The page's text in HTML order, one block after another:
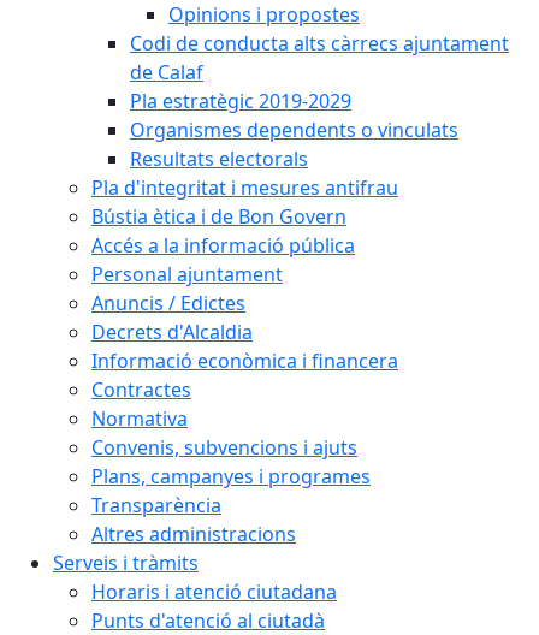
Opinions i propostes
Codi de conducta alts càrrecs ajuntament
de Calaf
Pla estratègic 2019-2029
Organismes dependents o vinculats
Resultats electorals
Pla d'integritat i mesures antifrau
Bústia ètica i de Bon Govern
Accés a la informació pública
Personal ajuntament
Anuncis / Edictes
Decrets d'Alcaldia
Informació econòmica i financera
Contractes
Normativa
Convenis, subvencions i ajuts
Plans, campanyes i programes
Transparència
Altres administracions
Serveis i tràmits
Horaris i atenció ciutadana
Punts d'atenció al ciutadà